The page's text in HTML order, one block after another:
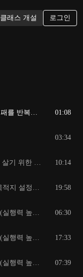
클래스 개설 로그인
변화하지 못하고 계속 실패를 반복했던 이유 01:08
03:34
파트1> 1강- 원하는 삶을 살기 위한 전제 조건 - Life Management System (DAR System) 10:14
파트1> 2강-Destination(목적지 설정하기) - To be map, 관심목록 세팅하기 (학습자료-노션템플릿 정보 포함) 19:58
파트1> 3강-Acting Power(실행력 높이기) - 저항을 극복하는 실행 전략 06:30
파트1> 4강-Acting Power(실행력 높이기) - 저항을 극복하는 실행 전략 1) 적고 : 할 일 리스트, 루틴 관리 17:33
파트1> 5강-Acting Power(실행력 높이기) - 저항을 극복하는 실행 전략 2) 쪼개고 : 일 쪼개기 (Work Breakdown Structure) 07:39